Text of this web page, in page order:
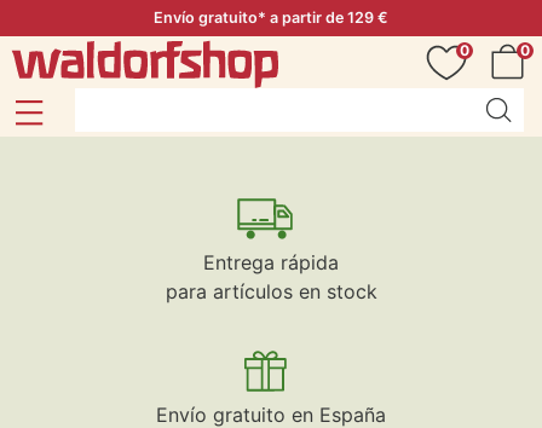
Envío gratuito* a partir de 129 €
0
0
Entrega rápida
para artículos en stock
Envío gratuito en España